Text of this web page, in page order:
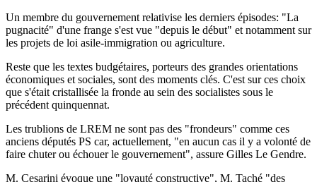
Un membre du gouvernement relativise les derniers épisodes: "La
pugnacité" d'une frange s'est vue "depuis le début" et notamment sur
les projets de loi asile-immigration ou agriculture.
Reste que les textes budgétaires, porteurs des grandes orientations
économiques et sociales, sont des moments clés. C'est sur ces choix
que s'était cristallisée la fronde au sein des socialistes sous le
précédent quinquennat.
Les trublions de LREM ne sont pas des "frondeurs" comme ces
anciens députés PS car, actuellement, "en aucun cas il y a volonté de
faire chuter ou échouer le gouvernement", assure Gilles Le Gendre.
M. Cesarini évoque une "loyauté constructive", M. Taché "des